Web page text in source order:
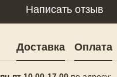
Написать отзыв
Доставка Оплата